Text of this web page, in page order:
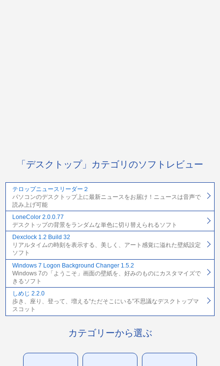
「デスクトップ」カテゴリのソフトレビュー
テロップニュースリーダー２
パソコンのデスクトップ上に最新ニュースをお届け！ニュースは音声で
読み上げ可能
LoneColor 2.0.0.77
デスクトップの背景をランダムな単色に切り替えられるソフト
Dexclock 1.2 Build 32
リアルタイムの時刻を表示する、美しく、アート感覚に溢れた壁紙設定
ソフト
Windows 7 Logon Background Changer 1.5.2
Windows 7の「ようこそ」画面の壁紙を、好みのものにカスタマイズで
きるソフト
しめじ 2.2.0
歩き、座り、登って、増える“ただそこにいる”不思議なデスクトップマ
スコット
カテゴリーから選ぶ